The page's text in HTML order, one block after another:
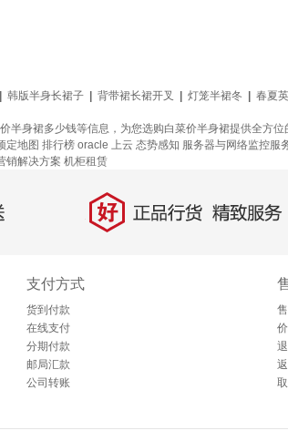
韩版半身长裙子 背带裙长裙开叉 灯笼半裙冬 春夏
身裙多少钱等信息，为您选购白菜价半身裙提供全方位
定地图 排行榜 oracle 上云 态势感知 服务器与网络监控服
销解决方案 机柜租赁
好 正品行货，精致服务
支付方式
货到付款
在线支付
分期付款
邮局汇款
公司转账